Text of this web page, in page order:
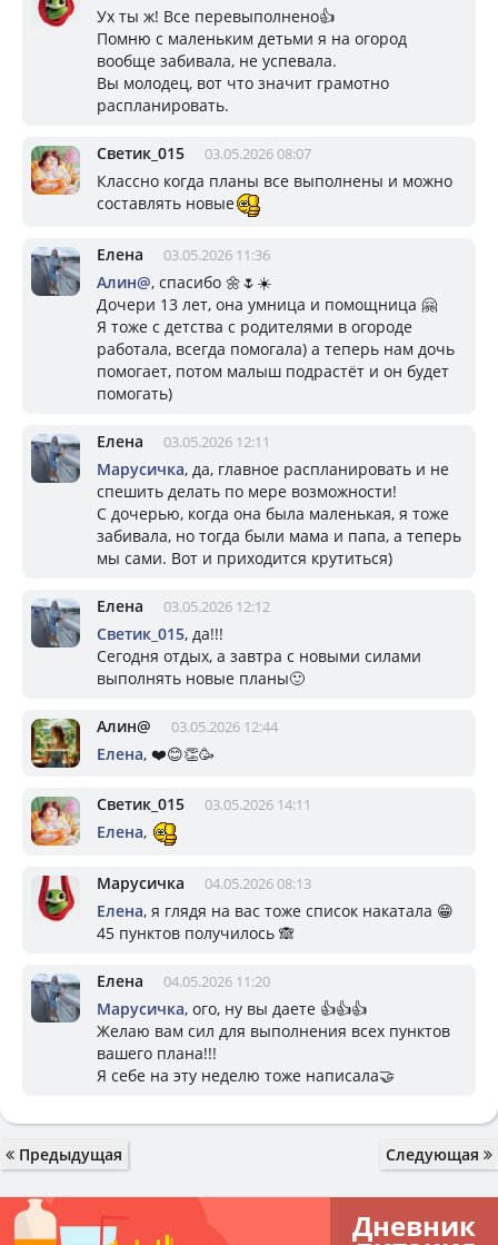
Ух ты ж! Все перевыполнено👍
Помню с маленьким детьми я на огород
вообще забивала, не успевала.
Вы молодец, вот что значит грамотно
распланировать.
Светик_015 03.05.2026 08:07
Классно когда планы все выполнены и можно
составлять новые
Елена 03.05.2026 11:36
Алин@, спасибо 🌼🌷☀️
Дочери 13 лет, она умница и помощница 🤗
Я тоже с детства с родителями в огороде
работала, всегда помогала) а теперь нам дочь
помогает, потом малыш подрастёт и он будет
помогать)
Елена 03.05.2026 12:11
Марусичка, да, главное распланировать и не
спешить делать по мере возможности!
С дочерью, когда она была маленькая, я тоже
забивала, но тогда были мама и папа, а теперь
мы сами. Вот и приходится крутиться)
Елена 03.05.2026 12:12
Светик_015, да!!!
Сегодня отдых, а завтра с новыми силами
выполнять новые планы🙂
Алин@ 03.05.2026 12:44
Елена, ❤️😊👏🥳
Светик_015 03.05.2026 14:11
Елена,
Марусичка 04.05.2026 08:13
Елена, я глядя на вас тоже список накатала 😁
45 пунктов получилось 🙈
Елена 04.05.2026 11:20
Марусичка, ого, ну вы даете 👍👍👍
Желаю вам сил для выполнения всех пунктов
вашего плана!!!
Я себе на эту неделю тоже написала🤝
Предыдущая Следующая
Дневник